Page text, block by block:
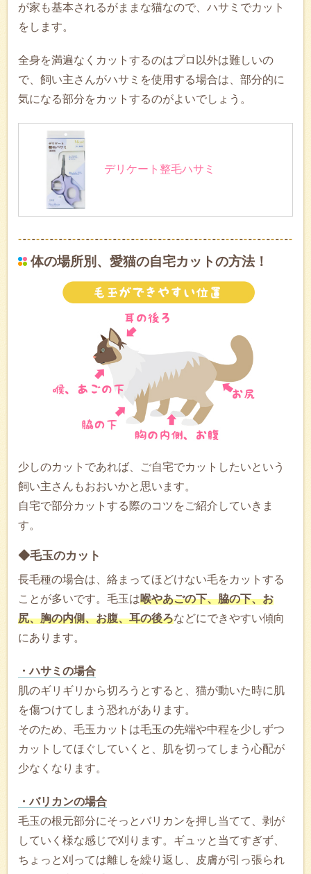
が家も基本されるがままな猫なので、ハサミでカット
をします。
全身を満遍なくカットするのはプロ以外は難しいの
で、飼い主さんがハサミを使用する場合は、部分的に
気になる部分をカットするのがよいでしょう。
デリケート整毛ハサミ
体の場所別、愛猫の自宅カットの方法！
少しのカットであれば、ご自宅でカットしたいという
飼い主さんもおおいかと思います。
自宅で部分カットする際のコツをご紹介していきま
す。
◆毛玉のカット
長毛種の場合は、絡まってほどけない毛をカットする
ことが多いです。毛玉は喉やあごの下、脇の下、お
尻、胸の内側、お腹、耳の後ろなどにできやすい傾向
にあります。
・ハサミの場合
肌のギリギリから切ろうとすると、猫が動いた時に肌
を傷つけてしまう恐れがあります。
そのため、毛玉カットは毛玉の先端や中程を少しずつ
カットしてほぐしていくと、肌を切ってしまう心配が
少なくなります。
・バリカンの場合
毛玉の根元部分にそっとバリカンを押し当てて、剥が
していく様な感じで刈ります。ギュッと当てすぎず、
ちょっと刈っては離しを繰り返し、皮膚が引っ張られ